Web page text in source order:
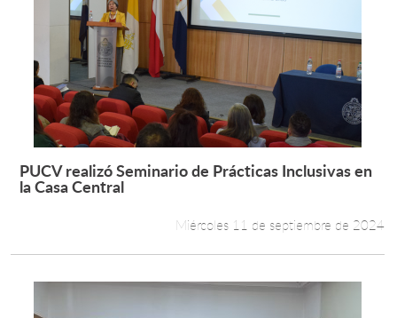
Leer más +
PUCV realizó Seminario de Prácticas Inclusivas en
la Casa Central
Miércoles 11 de septiembre de 2024